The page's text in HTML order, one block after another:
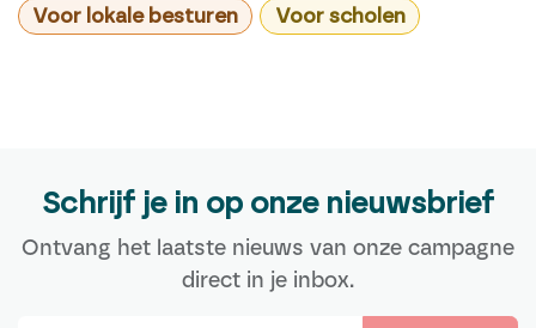
Voor lokale besturen Voor scholen
Schrijf je in op onze nieuwsbrief
Ontvang het laatste nieuws van onze campagne
direct in je inbox.